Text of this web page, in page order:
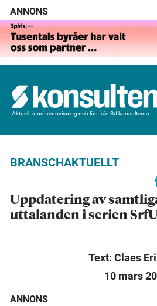
ANNONS
Aktuellt inom redovisning och lön från Srf konsulterna
BRANSCHAKTUELLT
Uppdatering av
uttalanden i serien SrfU
Text: Claes
10 mars
ANNONS